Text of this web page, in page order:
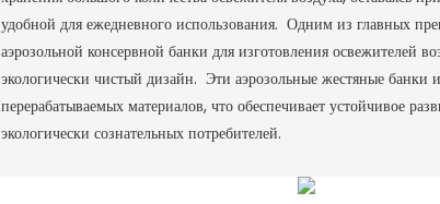
удобной для ежедневного использования. Одним из главных
аэрозольной консервной банки для изготовления освежителей
экологически чистый дизайн. Эти аэрозольные жестяные банки
перерабатываемых материалов, что обеспечивает устойчивое
экологически сознательных потребителей.